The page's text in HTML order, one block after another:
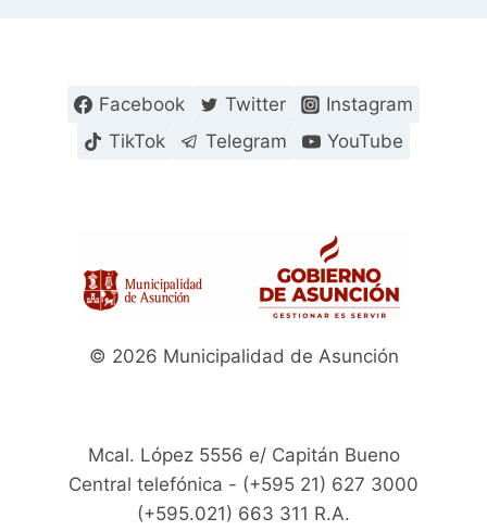
Facebook Twitter
Instagram
TikTok
Telegram YouTube
© 2026 Municipalidad de Asunción
Mcal. López 5556 e/ Capitán Bueno
Central telefónica - (+595 21) 627 3000
(+595.021) 663 311 R.A.